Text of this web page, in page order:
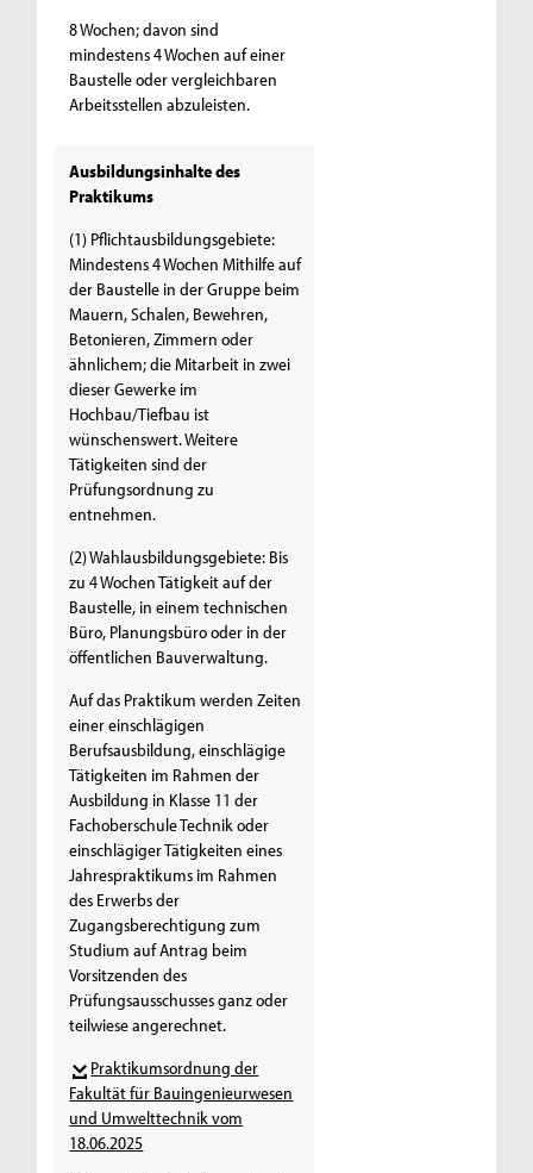
8 Wochen; davon sind
mindestens 4 Wochen auf einer
Baustelle oder vergleichbaren
Arbeitsstellen abzuleisten.
Ausbildungsinhalte des
Praktikums
(1) Pflichtausbildungsgebiete:
Mindestens 4 Wochen Mithilfe auf
der Baustelle in der Gruppe beim
Mauern, Schalen, Bewehren,
Betonieren, Zimmern oder
ähnlichem; die Mitarbeit in zwei
dieser Gewerke im
Hochbau/Tiefbau ist
wünschenswert. Weitere
Tätigkeiten sind der
Prüfungsordnung zu
entnehmen.
(2) Wahlausbildungsgebiete: Bis
zu 4 Wochen Tätigkeit auf der
Baustelle, in einem technischen
Büro, Planungsbüro oder in der
öffentlichen Bauverwaltung.
Auf das Praktikum werden Zeiten
einer einschlägigen
Berufsausbildung, einschlägige
Tätigkeiten im Rahmen der
Ausbildung in Klasse 11 der
Fachoberschule Technik oder
einschlägiger Tätigkeiten eines
Jahrespraktikums im Rahmen
des Erwerbs der
Zugangsberechtigung zum
Studium auf Antrag beim
Vorsitzenden des
Prüfungsausschusses ganz oder
teilwiese angerechnet.
Praktikumsordnung der
Fakultät für Bauingenieurwesen
und Umwelttechnik vom
18.06.2025